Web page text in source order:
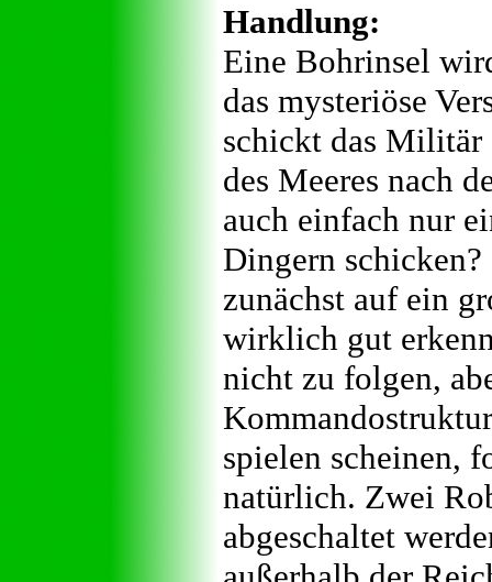
Handlung:
Eine Bohrinsel
das mysteriöse
schickt das Militär
des Meeres nach
auch einfach nur
Dingern
zunächst auf ein
wirklich gut
nicht zu folgen,
spielen scheinen,
natürlich. Zwei
abgeschaltet